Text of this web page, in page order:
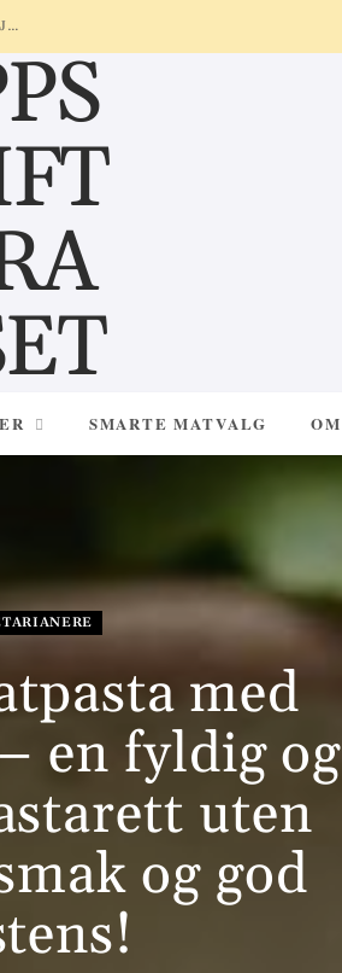
REKER MED HVITLØK OG SITRON – ENKEL OPPSKRIFT (GAMBAS AL AJILLO)
SMARTE MATVALG OM
med
en fyldig og
uten
og god